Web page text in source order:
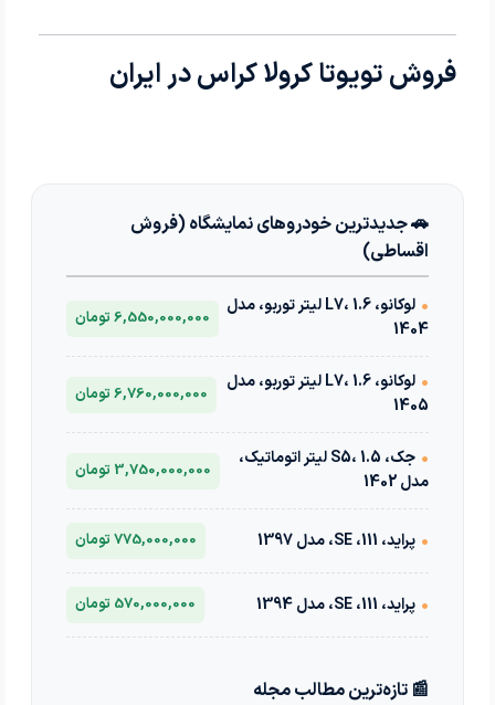
فروش تویوتا کرولا کراس در ایران
🚗 جدیدترین خودروهای نمایشگاه (فروش
اقساطی)
•
لوکانو، L7، 1.6 لیتر توربو، مدل
1404
6,550,000,000 تومان
•
لوکانو، L7، 1.6 لیتر توربو، مدل
1405
6,760,000,000 تومان
•
جک، S5، 1.5 لیتر اتوماتیک،
مدل 1402
3,750,000,000 تومان
• پراید، 111، SE، مدل 1397 775,000,000 تومان
• پراید، 111، SE، مدل 1394 570,000,000 تومان
📰 تازه‌ترین مطالب مجله